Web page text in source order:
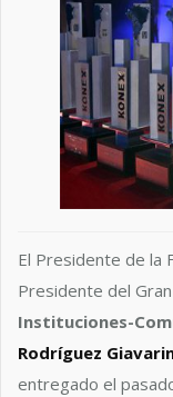
El Presidente de la
Presidente del
Instituciones-
Rodríguez
entregado el